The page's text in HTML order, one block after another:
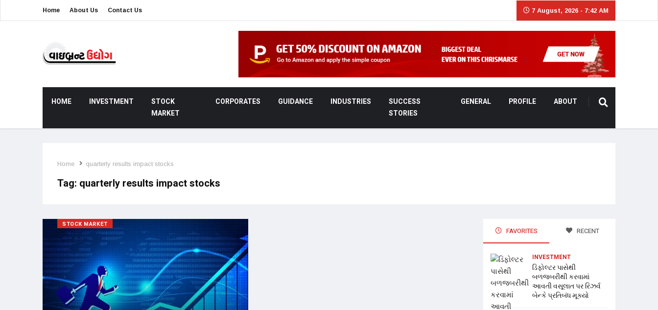
Home About Us Contact Us 7 August, 2026 - 7:42 AM
HOME INVESTMENT
STOCK
MARKET
CORPORATES GUIDANCE INDUSTRIES
SUCCESS
STORIES
GENERAL PROFILE ABOUT
Home quarterly results impact stocks
Tag: quarterly results impact stocks
STOCK MARKET
FAVORITES RECENT
INVESTMENT
ડિફોલ્ટર પાસેથી
બળજબરીથી કરવામાં
આવતી વસૂલાત પર રિઝર્વ
બેન્કે પ્રતિબંધ મૂક્યો